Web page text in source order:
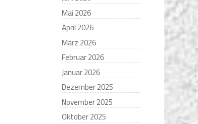
Mai 2026
April 2026
März 2026
Februar 2026
Januar 2026
Dezember 2025
November 2025
Oktober 2025